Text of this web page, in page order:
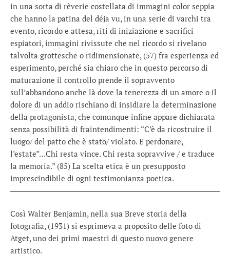
in una sorta di rêverie costellata di immagini color seppia
che hanno la patina del déja vu, in una serie di varchi tra
evento, ricordo e attesa, riti di iniziazione e sacrifici
espiatori, immagini rivissute che nel ricordo si rivelano
talvolta grottesche o ridimensionate, (57) fra esperienza ed
esperimento, perché sia chiaro che in questo percorso di
maturazione il controllo prende il sopravvento
sull’abbandono anche là dove la tenerezza di un amore o il
dolore di un addio rischiano di insidiare la determinazione
della protagonista, che comunque infine appare dichiarata
senza possibilità di fraintendimenti: “C’è da ricostruire il
luogo/ del patto che è stato/ violato. E perdonare,
l’estate”…Chi resta vince. Chi resta sopravvive / e traduce
la memoria.” (85) La scelta etica è un presupposto
imprescindibile di ogni testimonianza poetica.
Così Walter Benjamin, nella sua Breve storia della
fotografia, (1931) si esprimeva a proposito delle foto di
Atget, uno dei primi maestri di questo nuovo genere
artistico.